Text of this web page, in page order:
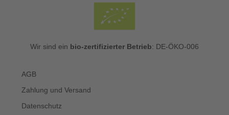
Wir sind ein bio-zertifizierter Betrieb: DE-ÖKO-006
AGB
Zahlung und Versand
Datenschutz